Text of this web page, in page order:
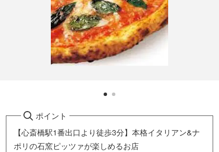
ポイント
【心斎橋駅1番出口より徒歩3分】本格イタリアン&ナ
ポリの石窯ピッツァが楽しめるお店